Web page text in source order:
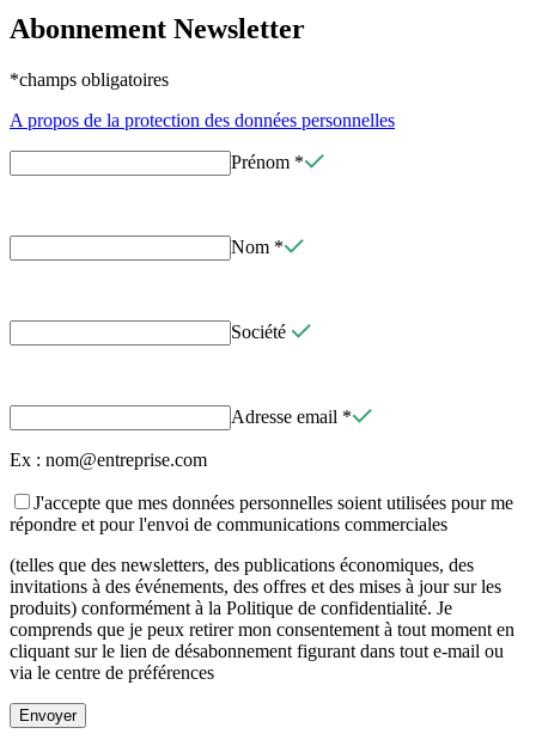
Abonnement Newsletter
*champs obligatoires
A propos de la protection des données personnelles
Prénom *
Nom *
Société
Adresse email *
Ex : nom@entreprise.com
J'accepte que mes données personnelles soient utilisées pour me
répondre et pour l'envoi de communications commerciales
(telles que des newsletters, des publications économiques, des
invitations à des événements, des offres et des mises à jour sur les
produits) conformément à la Politique de confidentialité. Je
comprends que je peux retirer mon consentement à tout moment en
cliquant sur le lien de désabonnement figurant dans tout e-mail ou
via le centre de préférences
Envoyer